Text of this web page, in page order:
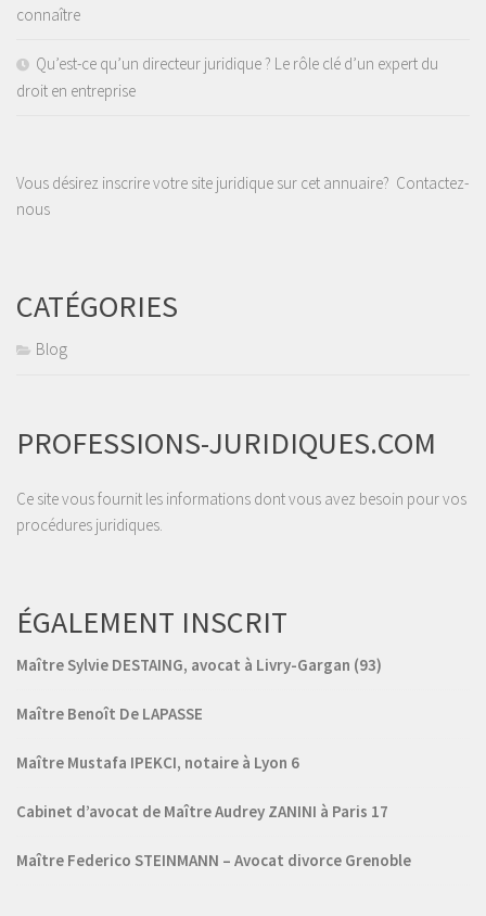
connaître
Qu’est-ce qu’un directeur juridique ? Le rôle clé d’un expert du
droit en entreprise
Vous désirez inscrire votre site juridique sur cet annuaire? Contactez-
nous
CATÉGORIES
Blog
PROFESSIONS-JURIDIQUES.COM
Ce site vous fournit les informations dont vous avez besoin pour vos
procédures juridiques.
ÉGALEMENT INSCRIT
Maître Sylvie DESTAING, avocat à Livry-Gargan (93)
Maître Benoît De LAPASSE
Maître Mustafa IPEKCI, notaire à Lyon 6
Cabinet d’avocat de Maître Audrey ZANINI à Paris 17
Maître Federico STEINMANN – Avocat divorce Grenoble